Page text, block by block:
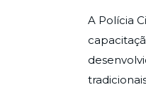
A Polícia